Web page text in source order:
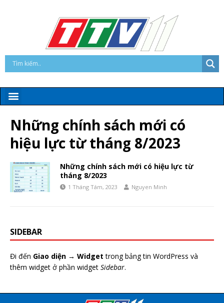
Những chính sách mới có
hiệu lực từ tháng 8/2023
Những chính sách mới có hiệu lực từ
tháng 8/2023
1 Tháng Tám, 2023 Nguyen Minh
SIDEBAR
Đi đến Giao diện → Widget trong bảng tin WordPress và
thêm widget ở phần widget Sidebar.